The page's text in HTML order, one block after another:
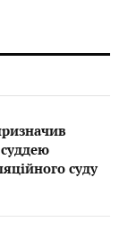
суду